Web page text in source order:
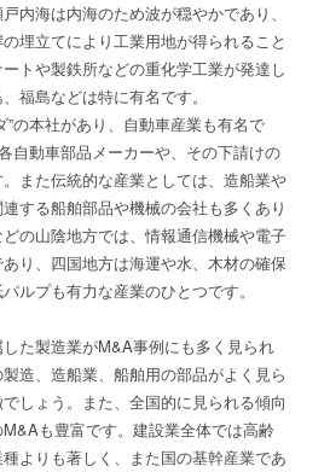
内海は内海のため波が穏やかであり、
埋立てにより工業用地が得られること
トや製鉄所などの重化学工業が発達し
福島などは特に有名です。
”の本社があり、自動車産業も有名で
自動車部品メーカーや、その下請けの
また伝統的な産業としては、造船業や
する船舶部品や機械の会社も多くあり
の山陰地方では、情報通信機械や電子
り、四国地方は海運や水、木材の確保
ルプも有力な産業のひとつです。
た製造業がM&A事例にも多く見られ
造、造船業、船舶用の部品がよく見ら
しょう。また、全国的に見られる傾向
も豊富です。建設業全体では高齢
よりも著しく、また国の基幹産業であ